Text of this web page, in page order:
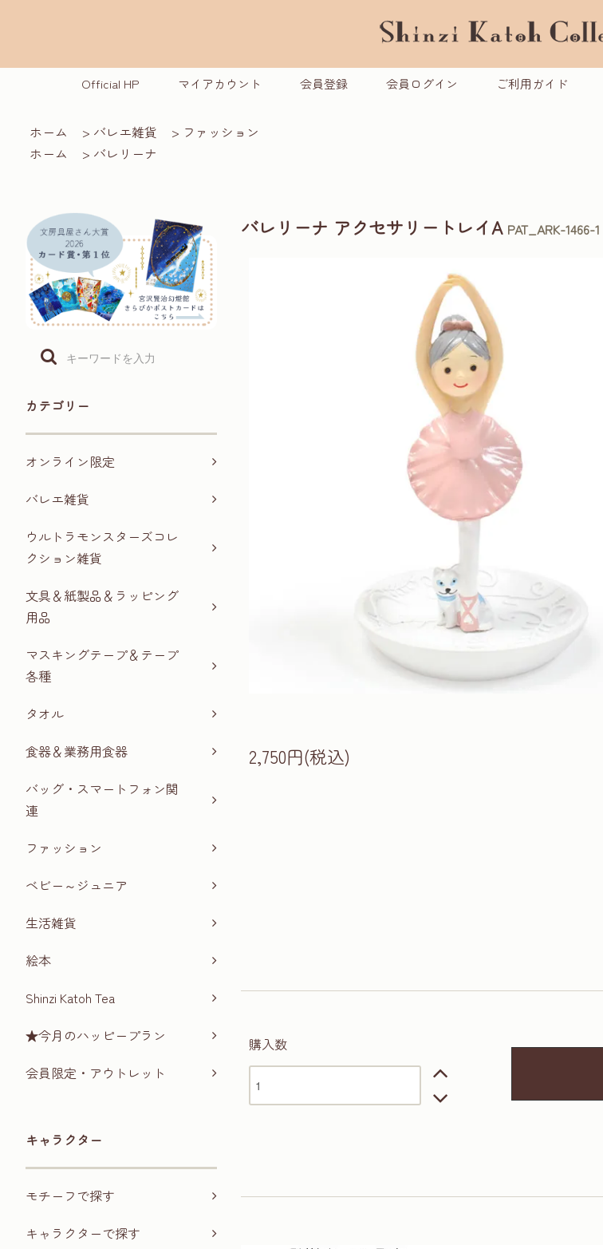
Official HP マイアカウント 会員登録 会員ログイン ご利用ガイド
ホーム > バレエ雑貨 > ファッション
ホーム
> バレリーナ
カテゴリー
オンライン限定
バレエ雑貨
ウルトラモンスターズコレ
クション雑貨
文具＆紙製品＆ラッピング
用品
マスキングテープ＆テープ
各種
タオル
食器＆業務用食器
バッグ・スマートフォン関
連
ファッション
ベビー～ジュニア
生活雑貨
絵本
Shinzi Katoh Tea
★今月のハッピープラン
会員限定・アウトレット
キャラクター
モチーフで探す
キャラクターで探す
バレリーナ アクセサリートレイA PAT_ARK-1466-1
2,750円(税込)
購入数